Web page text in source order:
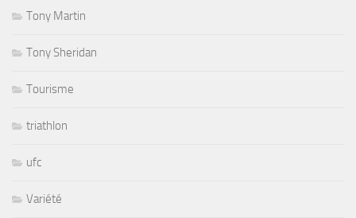
Tony Martin
Tony Sheridan
Tourisme
triathlon
ufc
Variété